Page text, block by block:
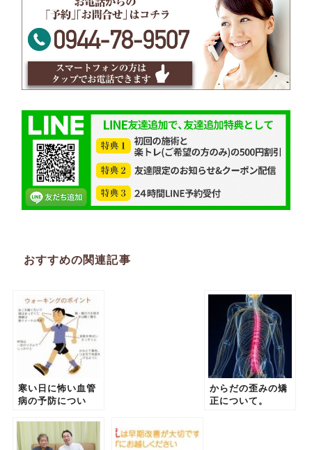
おすすめの関連記事
寒い日に怖い血管
病の予防につい
からだの歪みの矯
正について。